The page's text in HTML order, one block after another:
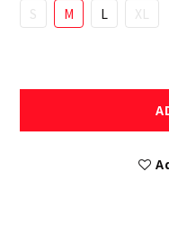
S M L XL